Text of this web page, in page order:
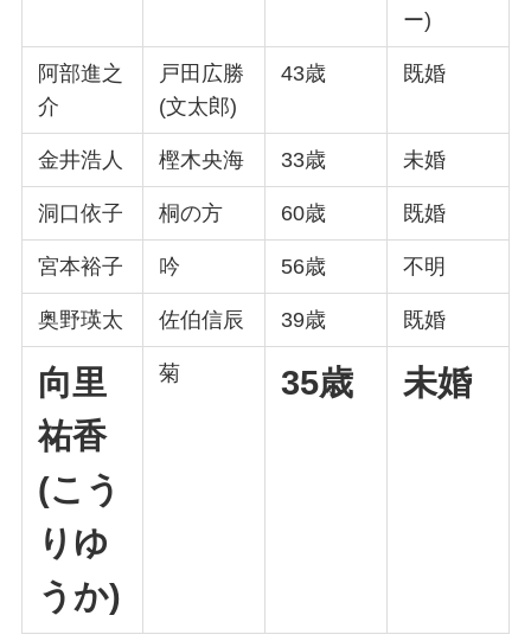
ー)
阿部進之
介
戸田広勝
(文太郎)
43歳 既婚
金井浩人 樫木央海 33歳 未婚
洞口依子 桐の方 60歳 既婚
宮本裕子 吟 56歳 不明
奥野瑛太 佐伯信辰 39歳 既婚
向里
祐香
(こう
りゆ
うか)
菊 35歳 未婚